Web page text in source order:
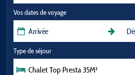
Vos dates de voyage
Type de séjour
Chalet Top Presta 35M²